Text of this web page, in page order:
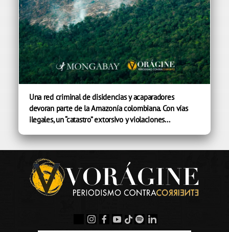
Una red criminal de disidencias y acaparadores
devoran parte de la Amazonía colombiana. Con vías
ilegales, un “catastro” extorsivo y violaciones...